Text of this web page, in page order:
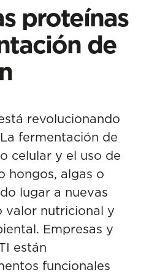
proteínas
de
revolucionando
fermentación de
celular y el uso de
hongos, algas o
lugar a nuevas
valor nutricional y
Empresas y
están
funcionales